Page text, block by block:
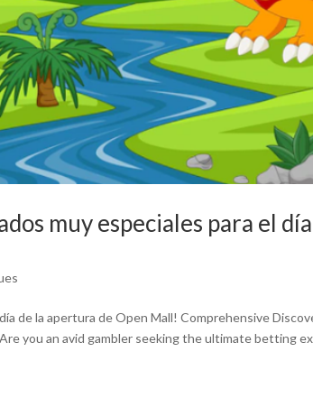
muy especiales para el
de la apertura de Open Mall! Comprehensive
you an avid gambler seeking the ultimate betting